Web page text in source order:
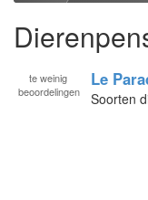
te weinig
beoordelingen
Le
Soorten